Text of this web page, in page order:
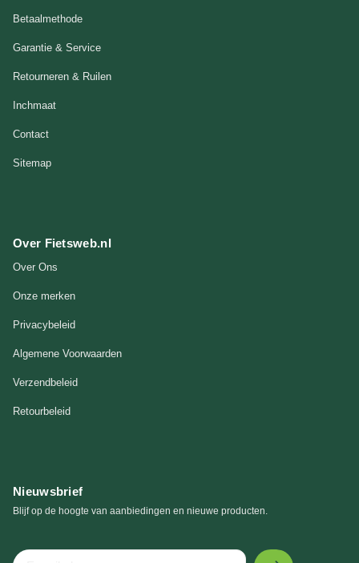
Betaalmethode
Garantie & Service
Retourneren & Ruilen
Inchmaat
Contact
Sitemap
Over Fietsweb.nl
Over Ons
Onze merken
Privacybeleid
Algemene Voorwaarden
Verzendbeleid
Retourbeleid
Nieuwsbrief
Blijf op de hoogte van aanbiedingen en nieuwe producten.